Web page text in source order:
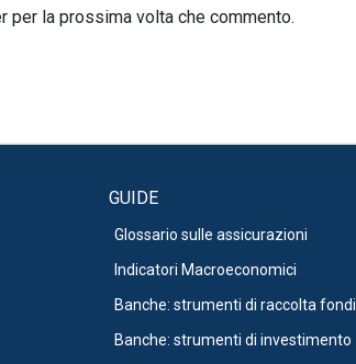
per la prossima volta che commento.
GUIDE
Glossario sulle assicurazioni
Indicatori Macroeconomici
Banche: strumenti di raccolta fondi
Banche: strumenti di investimento